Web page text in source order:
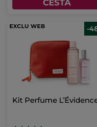
CESTA
-
Kit Perfume